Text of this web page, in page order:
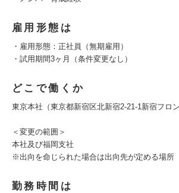
雇用形態は
・雇用形態：正社員（無期雇用）
・試用期間3ヶ月（条件変更なし）
どこで働くか
東京本社（東京都新宿区北新宿2-21-1新宿フロ
＜変更の範囲＞
本社及び福岡支社
※出向を命じられた場合は出向先が定める場所
勤務時間は